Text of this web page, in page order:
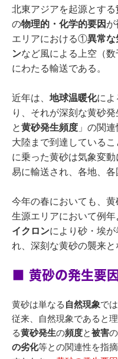
北東アジアを起源とする
の物理的・化学的要因 が
エリアにおける①異常な
ンなど風による上空（
にわたる輸送である。
近年は、 地球温暖化によ
り、それが深刻な黄砂
と黄砂発生頻度 」の関
大陸まで到達している
に乗った黄砂は気象変
易に輸送され、各地、
今年の春においても、
生源エリアにおいて例年
イクロンにより砂・埃
れ、深刻な黄砂の襲来
■ 黄砂の発生要
黄砂は単なる 自然現象で
従来、自然現象であると
る黄砂発生の頻度と被害の
の劣化等との関連性を指